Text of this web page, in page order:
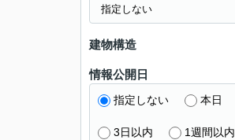
建物構造
情報公開日
指定しない 本日
3日以内 1週間以内